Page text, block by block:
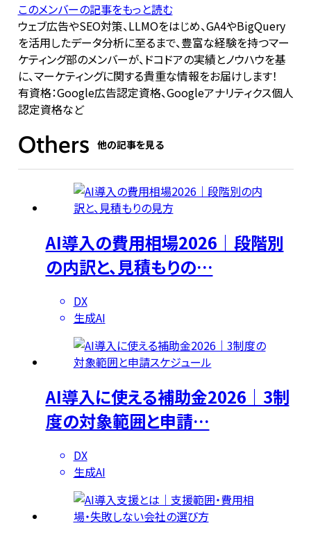
このメンバーの記事をもっと読む
ウェブ広告やSEO対策、LLMOをはじめ、GA4やBigQuery
を活用したデータ分析に至るまで、豊富な経験を持つマー
ケティング部のメンバーが、ドコドアの実績とノウハウを基
に、マーケティングに関する貴重な情報をお届けします！
有資格：Google広告認定資格、Googleアナリティクス個人
認定資格など
Others 他の記事を見る
AI導入の費用相場2026｜段階別
の内訳と、見積もりの…
DX
生成AI
AI導入に使える補助金2026｜3制
度の対象範囲と申請…
DX
生成AI